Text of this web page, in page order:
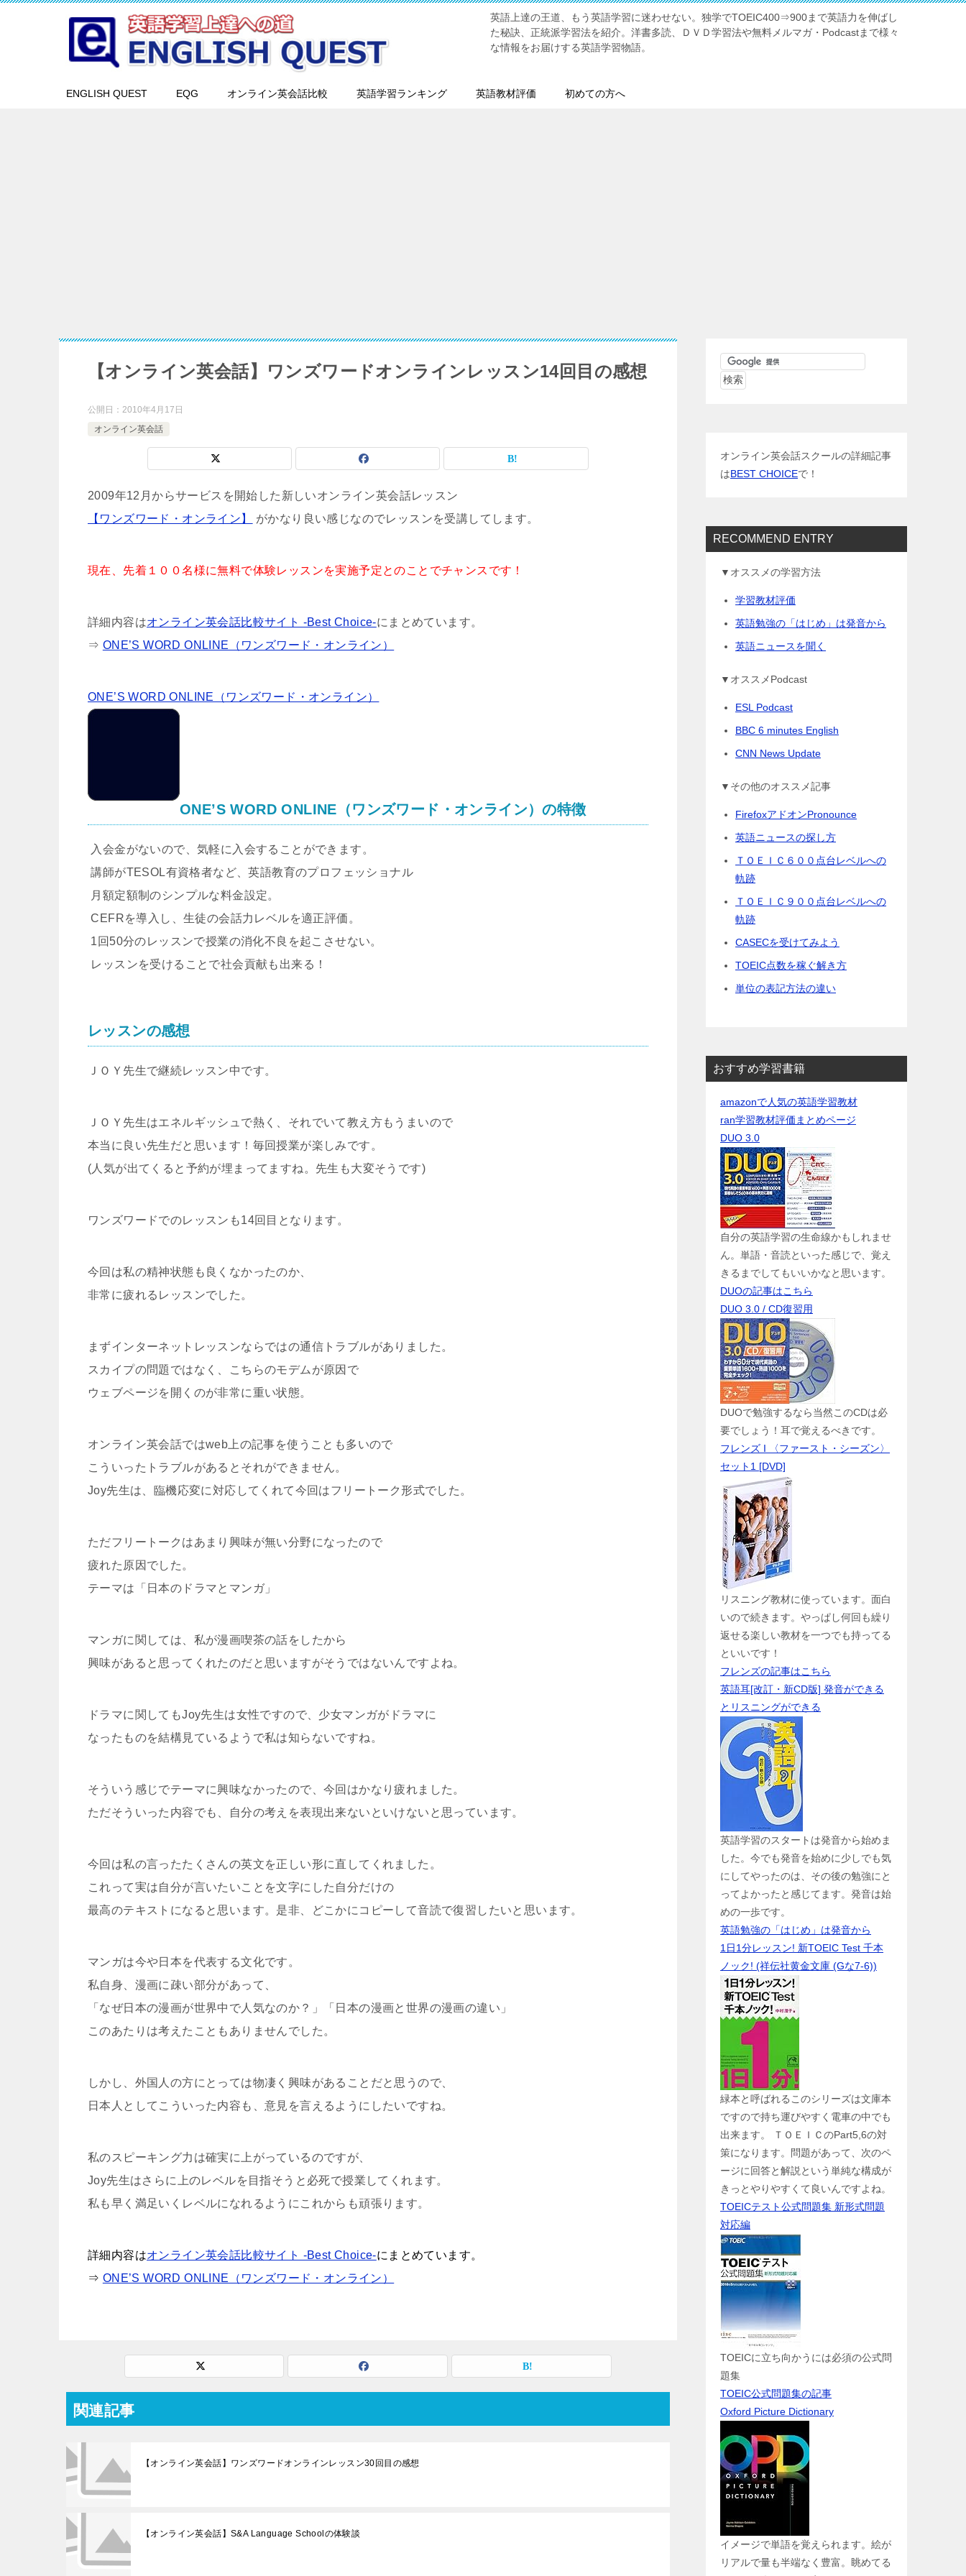
英語上達の王道、もう英語学習に迷わせない。独学でTOEIC400⇒900まで英語力を伸ばし
た秘訣、正統派学習法を紹介。洋書多読、ＤＶＤ学習法や無料メルマガ・Podcastまで様々
な情報をお届けする英語学習物語。
ENGLISH QUEST EQG オンライン英会話比較 英語学習ランキング 英語教材評価 初めての方へ
【オンライン英会話】ワンズワードオンラインレッスン14回目の感想
公開日： 2010年4月17日
オンライン英会話
2009年12月からサービスを開始した新しいオンライン英会話レッスン
【ワンズワード・オンライン】
がかなり良い感じなのでレッスンを受講してします。
現在、先着１００名様に無料で体験レッスンを実施予定とのことでチャンスです！
詳細内容はオンライン英会話比較サイト -Best Choice-にまとめています。
⇒ ONE’S WORD ONLINE（ワンズワード・オンライン）
ONE’S WORD ONLINE（ワンズワード・オンライン）
ONE’S WORD ONLINE（ワンズワード・オンライン）の特徴
入会金がないので、気軽に入会することができます。
講師がTESOL有資格者など、英語教育のプロフェッショナル
月額定額制のシンプルな料金設定。
CEFRを導入し、生徒の会話力レベルを適正評価。
1回50分のレッスンで授業の消化不良を起こさせない。
レッスンを受けることで社会貢献も出来る！
レッスンの感想
ＪＯＹ先生で継続レッスン中です。
ＪＯＹ先生はエネルギッシュで熱く、それでいて教え方もうまいので
本当に良い先生だと思います！毎回授業が楽しみです。
(人気が出てくると予約が埋まってますね。先生も大変そうです)
ワンズワードでのレッスンも14回目となります。
今回は私の精神状態も良くなかったのか、
非常に疲れるレッスンでした。
まずインターネットレッスンならではの通信トラブルがありました。
スカイプの問題ではなく、こちらのモデムが原因で
ウェブページを開くのが非常に重い状態。
オンライン英会話ではweb上の記事を使うことも多いので
こういったトラブルがあるとそれができません。
Joy先生は、臨機応変に対応してくれて今回はフリートーク形式でした。
ただフリートークはあまり興味が無い分野になったので
疲れた原因でした。
テーマは「日本のドラマとマンガ」
マンガに関しては、私が漫画喫茶の話をしたから
興味があると思ってくれたのだと思いますがそうではないんですよね。
ドラマに関してもJoy先生は女性ですので、少女マンガがドラマに
なったものを結構見ているようで私は知らないですね。
そういう感じでテーマに興味なかったので、今回はかなり疲れました。
ただそういった内容でも、自分の考えを表現出来ないといけないと思っています。
今回は私の言ったたくさんの英文を正しい形に直してくれました。
これって実は自分が言いたいことを文字にした自分だけの
最高のテキストになると思います。是非、どこかにコピーして音読で復習したいと思います。
マンガは今や日本を代表する文化です。
私自身、漫画に疎い部分があって、
「なぜ日本の漫画が世界中で人気なのか？」「日本の漫画と世界の漫画の違い」
このあたりは考えたこともありませんでした。
しかし、外国人の方にとっては物凄く興味があることだと思うので、
日本人としてこういった内容も、意見を言えるようにしたいですね。
私のスピーキング力は確実に上がっているのですが、
Joy先生はさらに上のレベルを目指そうと必死で授業してくれます。
私も早く満足いくレベルになれるようにこれからも頑張ります。
詳細内容はオンライン英会話比較サイト -Best Choice-にまとめています。
⇒ ONE’S WORD ONLINE（ワンズワード・オンライン）
関連記事
【オンライン英会話】ワンズワードオンラインレッスン30回目の感想
【オンライン英会話】S&A Language Schoolの体験談
オンライン英会話スクールの詳細記事
はBEST CHOICEで！
RECOMMEND ENTRY
▼オススメの学習方法
学習教材評価
英語勉強の「はじめ」は発音から
英語ニュースを聞く
▼オススメPodcast
ESL Podcast
BBC 6 minutes English
CNN News Update
▼その他のオススメ記事
FirefoxアドオンPronounce
英語ニュースの探し方
ＴＯＥＩＣ６００点台レベルへの
軌跡
ＴＯＥＩＣ９００点台レベルへの
軌跡
CASECを受けてみよう
TOEIC点数を稼ぐ解き方
単位の表記方法の違い
おすすめ学習書籍
amazonで人気の英語学習教材
ran学習教材評価まとめページ
DUO 3.0
自分の英語学習の生命線かもしれませ
ん。単語・音読といった感じで、覚え
きるまでしてもいいかなと思います。
DUOの記事はこちら
DUO 3.0 / CD復習用
DUOで勉強するなら当然このCDは必
要でしょう！耳で覚えるべきです。
フレンズ I 〈ファースト・シーズン〉
セット1 [DVD]
リスニング教材に使っています。面白
いので続きます。やっぱし何回も繰り
返せる楽しい教材を一つでも持ってる
といいです！
フレンズの記事はこちら
英語耳[改訂・新CD版] 発音ができる
とリスニングができる
英語学習のスタートは発音から始めま
した。今でも発音を始めに少しでも気
にしてやったのは、その後の勉強にと
ってよかったと感じてます。発音は始
めの一歩です。
英語勉強の「はじめ」は発音から
1日1分レッスン! 新TOEIC Test 千本
ノック! (祥伝社黄金文庫 (Gな7-6))
緑本と呼ばれるこのシリーズは文庫本
ですので持ち運びやすく電車の中でも
出来ます。 ＴＯＥＩＣのPart5,6の対
策になります。問題があって、次のペ
ージに回答と解説という単純な構成が
きっとやりやすくて良いんですよね。
TOEICテスト公式問題集 新形式問題
対応編
TOEICに立ち向かうには必須の公式問
題集
TOEIC公式問題集の記事
Oxford Picture Dictionary
イメージで単語を覚えられます。絵が
リアルで量も半端なく豊富。眺めてる